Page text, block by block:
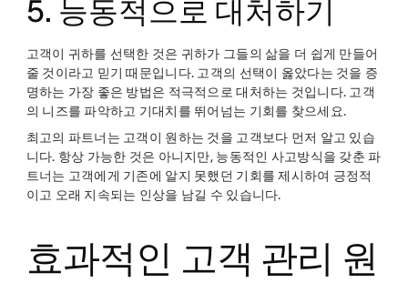
5. 능동적으로 대처하기
고객이 귀하를 선택한 것은 귀하가 그들의 삶을 더 쉽게 만들어
줄 것이라고 믿기 때문입니다. 고객의 선택이 옳았다는 것을 증
명하는 가장 좋은 방법은 적극적으로 대처하는 것입니다. 고객
의 니즈를 파악하고 기대치를 뛰어넘는 기회를 찾으세요.
최고의 파트너는 고객이 원하는 것을 고객보다 먼저 알고 있습
니다. 항상 가능한 것은 아니지만, 능동적인 사고방식을 갖춘 파
트너는 고객에게 기존에 알지 못했던 기회를 제시하여 긍정적
이고 오래 지속되는 인상을 남길 수 있습니다.
효과적인 고객 관리 원